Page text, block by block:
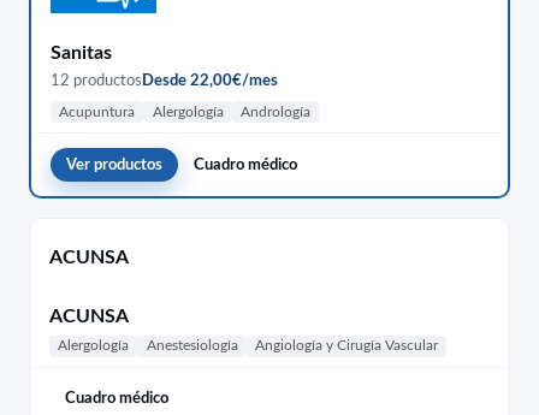
Sanitas
12 productos Desde 22,00€/mes
Acupuntura Alergología Andrología
Ver productos Cuadro médico
ACUNSA
ACUNSA
Alergología Anestesiología Angiología y Cirugía Vascular
Cuadro médico